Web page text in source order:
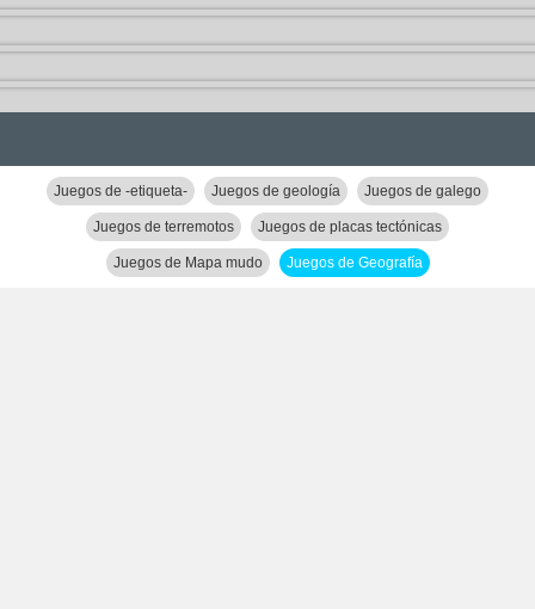
Juegos de -etiqueta- Juegos de geología Juegos de galego
Juegos de terremotos Juegos de placas tectónicas
Juegos de Mapa mudo Juegos de Geografía